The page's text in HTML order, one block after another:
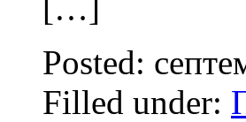
[…]
Posted:
Filled under: